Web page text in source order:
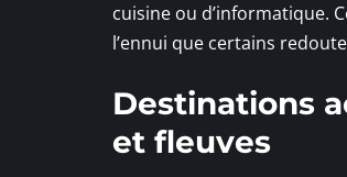
cuisine ou d’informatique.
l’ennui que certains
Destinations
et fleuves